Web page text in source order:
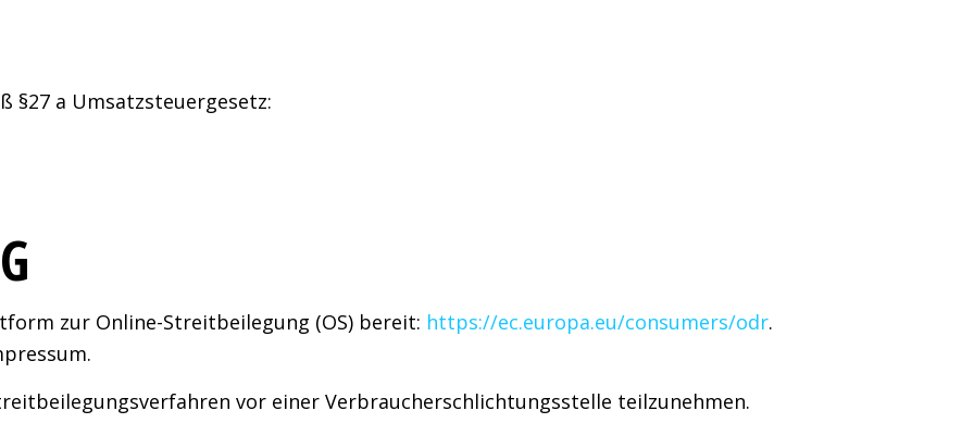
§27 a Umsatzsteuergesetz:
zur Online-Streitbeilegung (OS) bereit: https://ec.europa.eu/consumers/odr.
vor einer Verbraucherschlichtungsstelle teilzunehmen.